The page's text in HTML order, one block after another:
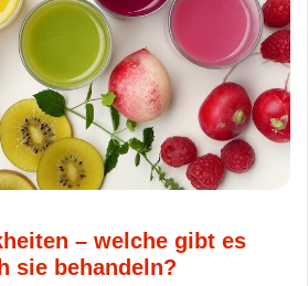
– welche gibt es
sie behandeln?